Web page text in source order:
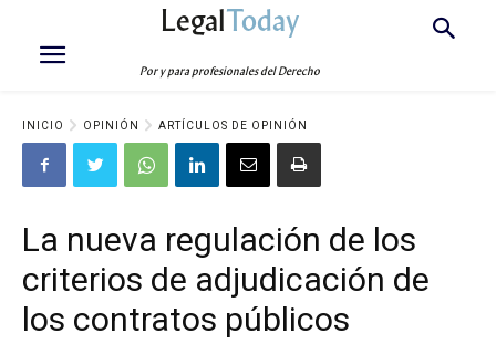
LegalToday
Por y para profesionales del Derecho
INICIO OPINIÓN ARTÍCULOS DE OPINIÓN
La nueva regulación de los
criterios de adjudicación de
los contratos públicos